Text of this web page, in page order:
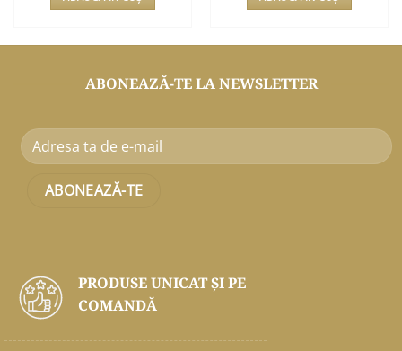
ABONEAZĂ-TE LA NEWSLETTER
PRODUSE UNICAT ŞI PE
COMANDĂ